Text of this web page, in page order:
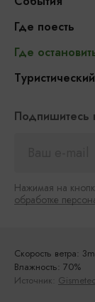
Где поесть
Где
Подпишитесь
Нажимая на
обработке
Скорость ветра:
Влажность: 70%
Источник: